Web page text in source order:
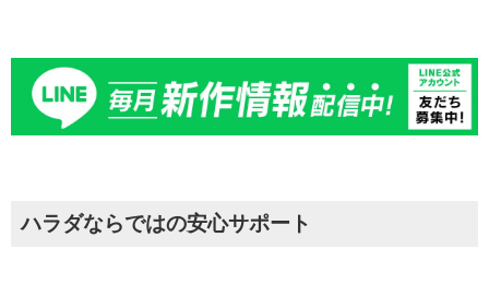
ハラダならではの安心サポート